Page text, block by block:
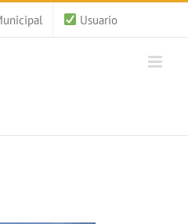
Usuario